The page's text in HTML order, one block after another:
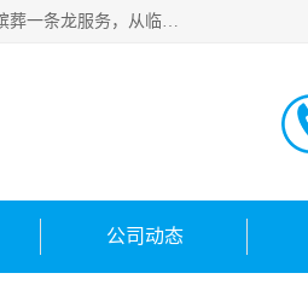
武汉生命之源文化有限公司，秉持着对生命的敬重与关怀，专注于殡葬服务领域。我们提供全方位的武汉殡葬一条龙服务，从临终关怀开始，到后事的妥善处理，每个环节都精心安排。专业团队严格依照规范，为逝者净身、穿衣，庄重地接运遗体，提供优质的遗体整理与妆扮服务。告别仪式策划、火化手续办理以及骨灰安置等事务，也都有专人协助。
公司动态